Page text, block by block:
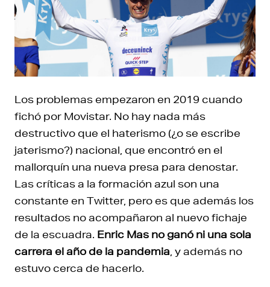
Los problemas empezaron en 2019 cuando
fichó por Movistar. No hay nada más
destructivo que el haterismo (¿o se escribe
jaterismo?) nacional, que encontró en el
mallorquín una nueva presa para denostar.
Las críticas a la formación azul son una
constante en Twitter, pero es que además los
resultados no acompañaron al nuevo fichaje
de la escuadra. Enric Mas no ganó ni una sola
carrera el año de la pandemia , y además no
estuvo cerca de hacerlo.